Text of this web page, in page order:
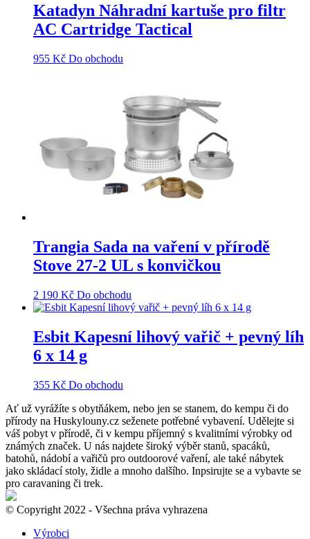
Katadyn Náhradní kartuše pro filtr
AC Cartridge Tactical
955 Kč Do obchodu
Trangia Sada na vaření v přírodě
Stove 27-2 UL s konvičkou
2 190 Kč Do obchodu
Esbit Kapesní lihový vařič + pevný líh
6 x 14 g
355 Kč Do obchodu
Ať už vyrážíte s obytňákem, nebo jen se stanem, do kempu či do
přírody na Huskylouny.cz seženete potřebné vybavení. Udělejte si
váš pobyt v přírodě, či v kempu příjemný s kvalitními výrobky od
známých značek. U nás najdete široký výběr stanů, spacáků,
batohů, nádobí a vařičů pro outdoorové vaření, ale také nábytek
jako skládací stoly, židle a mnoho dalšího. Inpsirujte se a vybavte se
pro caravaning či trek.
© Copyright 2022 - Všechna práva vyhrazena
Výrobci